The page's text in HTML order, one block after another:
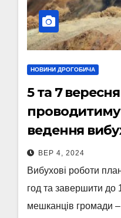
НОВИНИ ДРОГОБИЧА
5 та 7 вересня
ведення
ВЕР 4, 2024
Вибухові роботи
год та завершити до
мешканців громади –